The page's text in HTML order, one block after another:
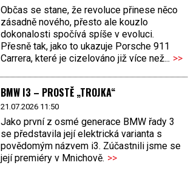
Občas se stane, že revoluce přinese něco
zásadně nového, přesto ale kouzlo
dokonalosti spočívá spíše v evoluci.
Přesně tak, jako to ukazuje Porsche 911
Carrera, které je cizelováno již více než... >>
BMW I3 – PROSTĚ „TROJKA“
21.07.2026 11:50
Jako první z osmé generace BMW řady 3
se představila její elektrická varianta s
povědomým názvem i3. Zúčastnili jsme se
její premiéry v Mnichově. >>